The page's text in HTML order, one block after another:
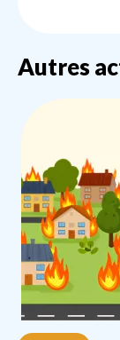
Autres